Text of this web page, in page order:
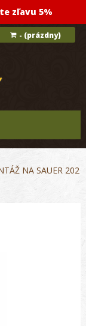
zľavu 5%
- (prázdny)
NA SAUER 202